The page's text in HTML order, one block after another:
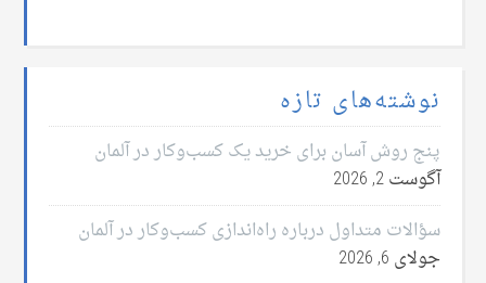
نوشته‌های تازه
پنج روش آسان برای خرید یک کسب‌وکار در آلمان
آگوست 2, 2026
سؤالات متداول درباره راه‌اندازی کسب‌وکار در آلمان
جولای 6, 2026